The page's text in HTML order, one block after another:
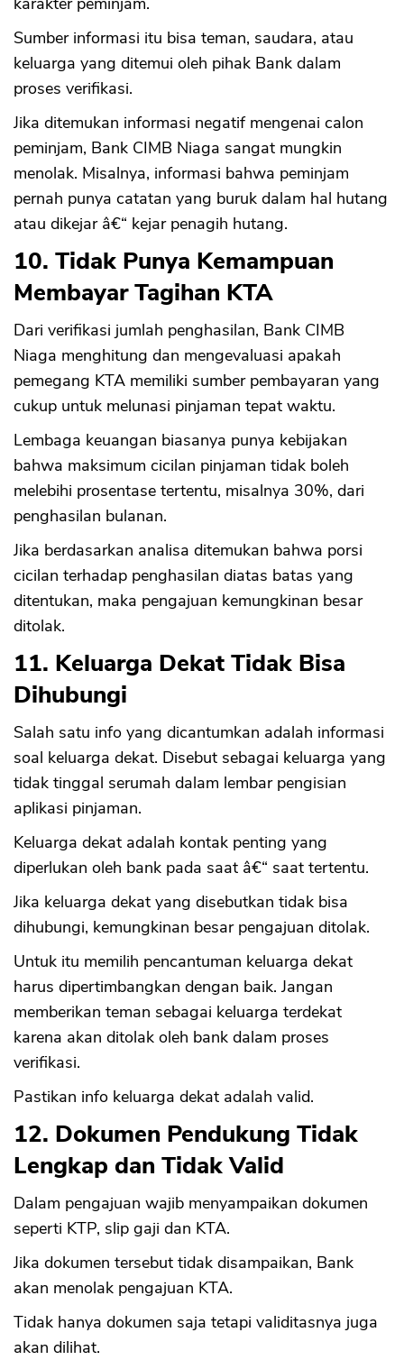
Sumber informasi itu bisa teman, saudara, atau
keluarga yang ditemui oleh pihak Bank dalam
proses verifikasi.
Jika ditemukan informasi negatif mengenai calon
peminjam, Bank CIMB Niaga sangat mungkin
menolak. Misalnya, informasi bahwa peminjam
pernah punya catatan yang buruk dalam hal hutang
atau dikejar â€“ kejar penagih hutang.
10. Tidak Punya Kemampuan
Membayar Tagihan KTA
Dari verifikasi jumlah penghasilan, Bank CIMB
Niaga menghitung dan mengevaluasi apakah
pemegang KTA memiliki sumber pembayaran yang
cukup untuk melunasi pinjaman tepat waktu.
Lembaga keuangan biasanya punya kebijakan
bahwa maksimum cicilan pinjaman tidak boleh
melebihi prosentase tertentu, misalnya 30%, dari
penghasilan bulanan.
Jika berdasarkan analisa ditemukan bahwa porsi
cicilan terhadap penghasilan diatas batas yang
ditentukan, maka pengajuan kemungkinan besar
ditolak.
11. Keluarga Dekat Tidak Bisa
Dihubungi
Salah satu info yang dicantumkan adalah informasi
soal keluarga dekat. Disebut sebagai keluarga yang
tidak tinggal serumah dalam lembar pengisian
aplikasi pinjaman.
Keluarga dekat adalah kontak penting yang
diperlukan oleh bank pada saat â€“ saat tertentu.
Jika keluarga dekat yang disebutkan tidak bisa
dihubungi, kemungkinan besar pengajuan ditolak.
Untuk itu memilih pencantuman keluarga dekat
harus dipertimbangkan dengan baik. Jangan
memberikan teman sebagai keluarga terdekat
karena akan ditolak oleh bank dalam proses
verifikasi.
Pastikan info keluarga dekat adalah valid.
12. Dokumen Pendukung Tidak
Lengkap dan Tidak Valid
Dalam pengajuan wajib menyampaikan dokumen
seperti KTP, slip gaji dan KTA.
Jika dokumen tersebut tidak disampaikan, Bank
akan menolak pengajuan KTA.
Tidak hanya dokumen saja tetapi validitasnya juga
akan dilihat.
CANCEL